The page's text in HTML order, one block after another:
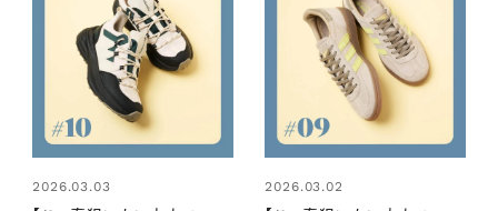
2026.03.03
2026.03.02